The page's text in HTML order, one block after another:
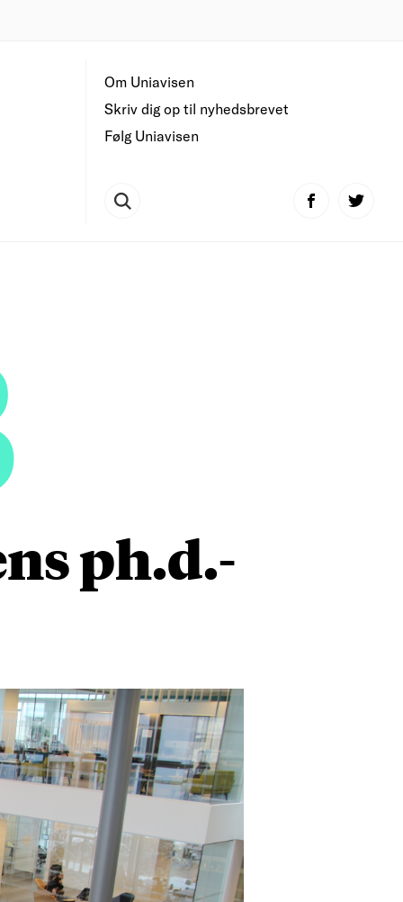
Om Uniavisen
Skriv dig op til nyhedsbrevet
Følg Uniavisen
ph.d.-